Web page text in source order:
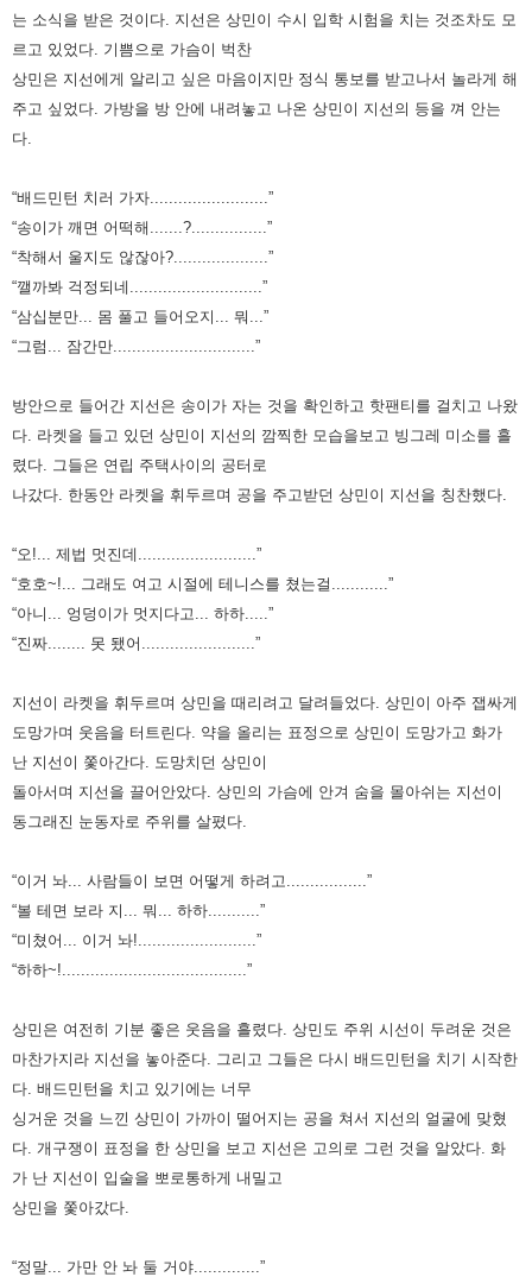
는 소식을 받은 것이다. 지선은 상민이 수시 입학 시험을 치는 것조차도 모
르고 있었다. 기쁨으로 가슴이 벅찬
상민은 지선에게 알리고 싶은 마음이지만 정식 통보를 받고나서 놀라게 해
주고 싶었다. 가방을 방 안에 내려놓고 나온 상민이 지선의 등을 껴 안는
다.
“배드민턴 치러 가자.........................”
“송이가 깨면 어떡해.......?................”
“착해서 울지도 않잖아?....................”
“깰까봐 걱정되네............................”
“삼십분만... 몸 풀고 들어오지... 뭐...”
“그럼... 잠간만..............................”
방안으로 들어간 지선은 송이가 자는 것을 확인하고 핫팬티를 걸치고 나왔
다. 라켓을 들고 있던 상민이 지선의 깜찍한 모습을 보고 빙그레 미소를 흘
렸다. 그들은 연립 주택사이의 공터로
나갔다. 한동안 라켓을 휘두르며 공을 주고받던 상민이 지선을 칭찬했다.
“오!... 제법 멋진데.........................”
“호호~!... 그래도 여고 시절에 테니스를 쳤는걸............”
“아니... 엉덩이가 멋지다고... 하하.....”
“진짜........ 못 됐어........................”
지선이 라켓을 휘두르며 상민을 때리려고 달려들었다. 상민이 아주 잽싸게
도망가며 웃음을 터트린다. 약을 올리는 표정으로 상민이 도망가고 화가
난 지선이 쫓아간다. 도망치던 상민이
돌아서며 지선을 끌어안았다. 상민의 가슴에 안겨 숨을 몰아쉬는 지선이
동그래진 눈동자로 주위를 살폈다.
“이거 놔... 사람들이 보면 어떻게 하려고.................”
“볼 테면 보라 지... 뭐... 하하...........”
“미쳤어... 이거 놔!.........................”
“하하~!.......................................”
상민은 여전히 기분 좋은 웃음을 흘렸다. 상민도 주위 시선이 두려운 것은
마찬가지라 지선을 놓아준다. 그리고 그들은 다시 배드민턴을 치기 시작한
다. 배드민턴을 치고 있기에는 너무
싱거운 것을 느낀 상민이 가까이 떨어지는 공을 쳐서 지선의 얼굴에 맞혔
다. 개구쟁이 표정을 한 상민을 보고 지선은 고의로 그런 것을 알았다. 화
가 난 지선이 입술을 뽀로통하게 내밀고
상민을 쫓아갔다.
“정말... 가만 안 놔 둘 거야..............”